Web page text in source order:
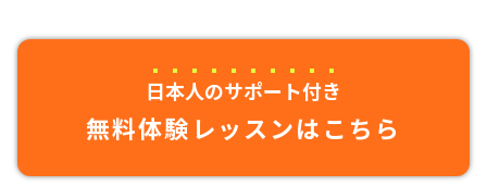
日本人のサポート付き
無料体験レッスンはこちら